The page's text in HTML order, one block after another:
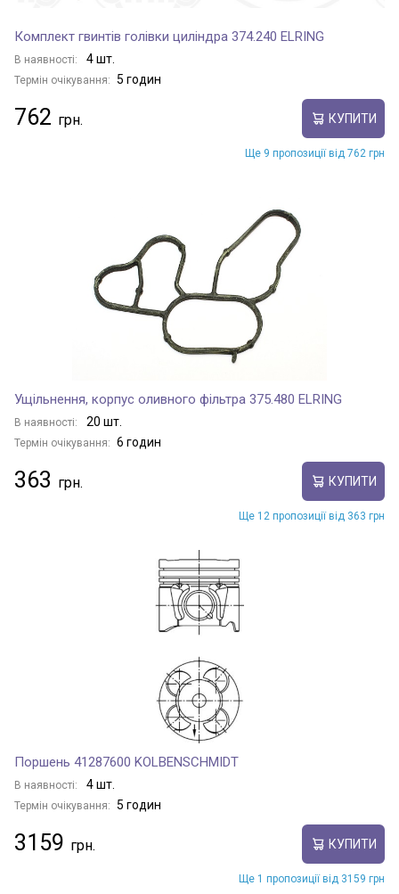
Комплект гвинтів голівки циліндра 374.240 ELRING
В наявності: 4 шт.
Термін очікування: 5 годин
762 КУПИТИ
Ще 9 пропозиції від 762 грн
Ущільнення, корпус оливного фільтра 375.480 ELRING
В наявності: 20 шт.
Термін очікування: 6 годин
363 КУПИТИ
Ще 12 пропозиції від 363 грн
Поршень 41287600 KOLBENSCHMIDT
В наявності: 4 шт.
Термін очікування: 5 годин
3159 КУПИТИ
Ще 1 пропозиції від 3159 грн